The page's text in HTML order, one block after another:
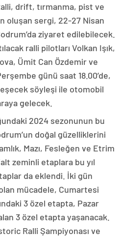
drift, tırmanma, pist ve
oluşan sergi, 22-27 Nisan
ziyaret edilebilecek.
ralli pilotları Volkan Işık,
Ümit Can Özdemir ve
günü saat 18.00’de,
söyleşi ile otomobil
gelecek.
2024 sezonunun bu
doğal güzelliklerini
Mazı, Fesleğen ve Etrim
zeminli etaplara bu yıl
da eklendi. İki gün
mücadele, Cumartesi
3 özel etapta, Pazar
3 özel etapta yaşanacak.
Ralli Şampiyonası ve